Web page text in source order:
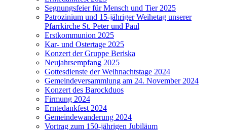
Segnungsfeier für Mensch und Tier 2025
Patrozinium und 15-jähriger Weihetag unserer
Pfarrkirche St. Peter und Paul
Erstkommunion 2025
Kar- und Ostertage 2025
Konzert der Gruppe Beriska
Neujahrsempfang 2025
Gottesdienste der Weihnachtstage 2024
Gemeindeversammlung am 24. November 2024
Konzert des Barockduos
Firmung 2024
Erntedankfest 2024
Gemeindewanderung 2024
Vortrag zum 150-jährigen Jubiläum